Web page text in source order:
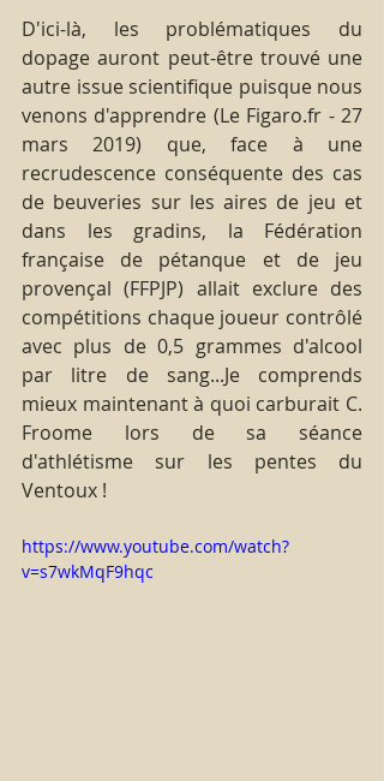
D'ici-là, les problématiques du
dopage auront peut-être trouvé une
autre issue scientifique puisque nous
venons d'apprendre (Le Figaro.fr - 27
mars 2019) que, face à une
recrudescence conséquente des cas
de beuveries sur les aires de jeu et
dans les gradins, la Fédération
française de pétanque et de jeu
provençal (FFPJP) allait exclure des
compétitions chaque joueur contrôlé
avec plus de 0,5 grammes d'alcool
par litre de sang...Je comprends
mieux maintenant à quoi carburait C.
Froome lors de sa séance
d'athlétisme sur les pentes du
Ventoux !
https://www.youtube.com/watch?
v=s7wkMqF9hqc